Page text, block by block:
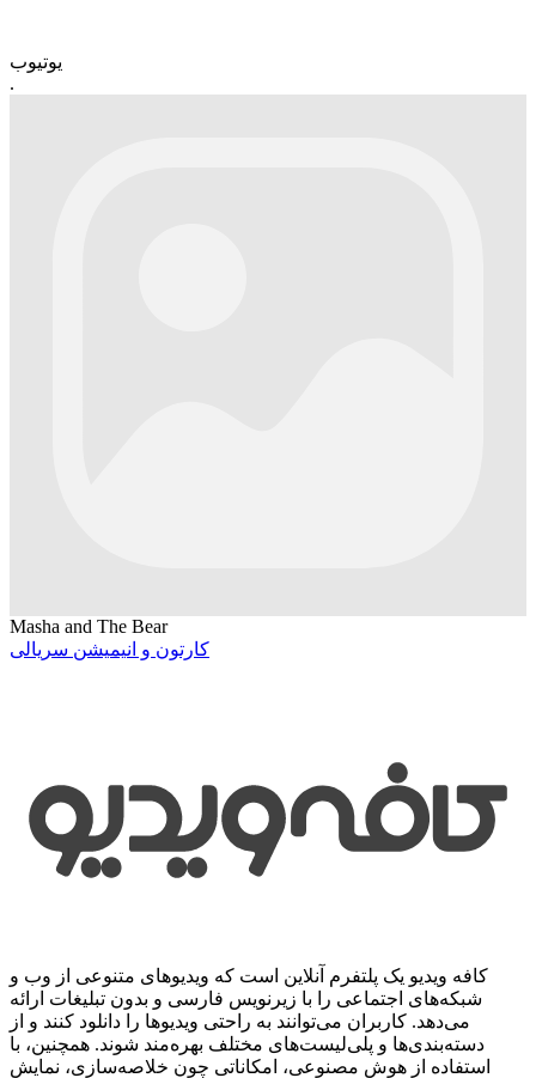
یوتیوب
.
Masha and The Bear
کارتون و انیمیشن سریالی
کافه ویدیو یک پلتفرم آنلاین است که ویدیوهای متنوعی از وب و
شبکه‌های اجتماعی را با زیرنویس فارسی و بدون تبلیغات ارائه
می‌دهد. کاربران می‌توانند به راحتی ویدیوها را دانلود کنند و از
دسته‌بندی‌ها و پلی‌لیست‌های مختلف بهره‌مند شوند. همچنین، با
استفاده از هوش مصنوعی، امکاناتی چون خلاصه‌سازی، نمایش